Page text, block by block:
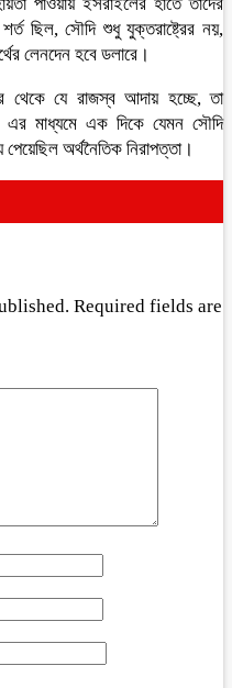
ছিল, সৌদি শুধু যুক্তরাষ্ট্রের নয়,
লেনদেন হবে ডলারে।
থেকে যে রাজস্ব আদায় হচ্ছে, তা
এর মাধ্যমে এক দিকে যেমন সৌদি
অর্থনৈতিক নিরাপত্তা।
Required fields are